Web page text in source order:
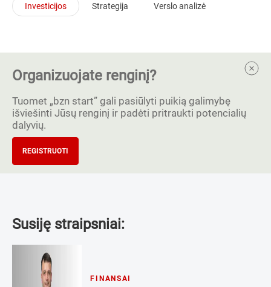
Investicijos Strategija Verslo analizė
Organizuojate renginį?
Tuomet „bzn start” gali pasiūlyti puikią galimybę
išviešinti Jūsų renginį ir padėti pritraukti potencialių
dalyvių.
REGISTRUOTI
Susiję straipsniai:
FINANSAI